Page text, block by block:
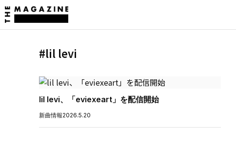
#lil levi
lil levi、「eviexeart」を配信開始
新曲情報2026.5.20